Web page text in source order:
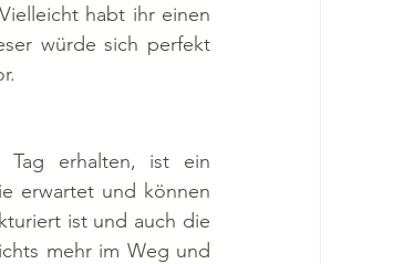
habt ihr einen
würde sich perfekt
Tag erhalten, ist ein
erwartet und können
ist und auch die
mehr im Weg und